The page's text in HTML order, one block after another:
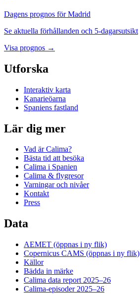
Dagens prognos för Madrid
Se aktuella förhållanden och 5-dagarsutsikt
Visa prognos →
Utforska
Interaktiv karta
Kanarieöarna
Spaniens fastland
Lär dig mer
Vad är Calima?
Bästa tid att besöka
Calima i Spanien
Calima & flygresor
Varningar och nivåer
Kontakt
Press
Data
AEMET (öppnas i ny flik)
Copernicus CAMS (öppnas i ny flik)
Källor
Bädda in märke
Calima data report 2025–26
Calima-episoder 2025–26